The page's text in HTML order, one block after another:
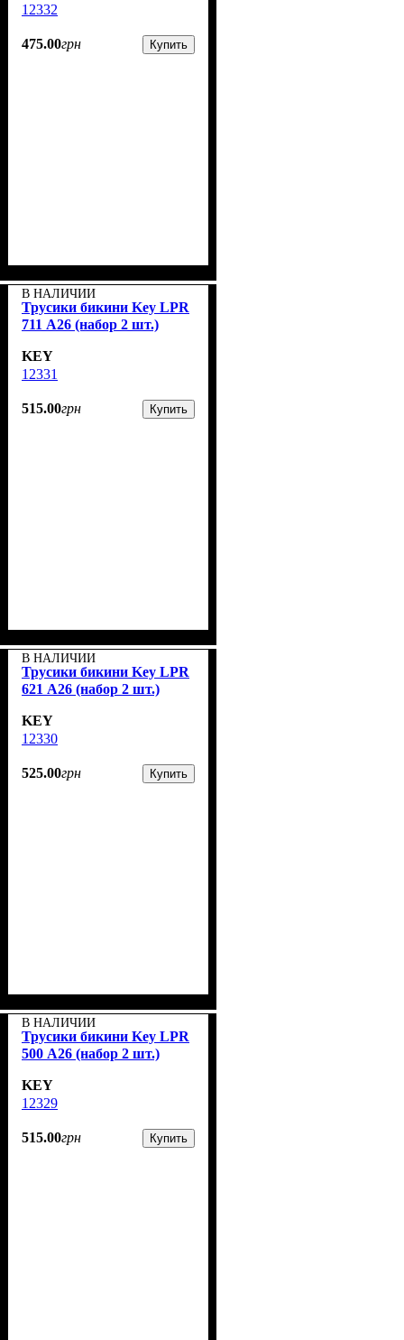
12332
475.00грн Купить
В НАЛИЧИИ
Трусики бикини Key LPR
711 А26 (набор 2 шт.)
KEY
12331
515.00грн Купить
В НАЛИЧИИ
Трусики бикини Key LPR
621 А26 (набор 2 шт.)
KEY
12330
525.00грн Купить
В НАЛИЧИИ
Трусики бикини Key LPR
500 А26 (набор 2 шт.)
KEY
12329
515.00грн Купить